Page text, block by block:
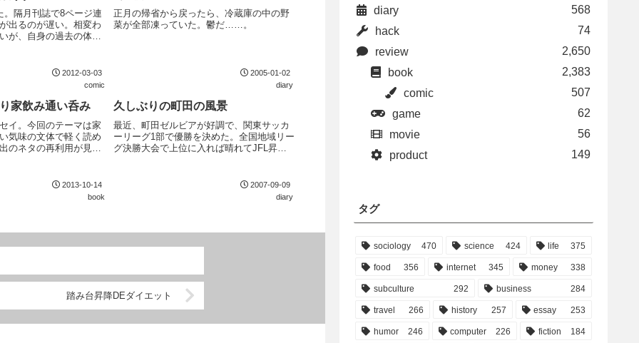
。隔月刊誌で8ページ連
出るのが遅い。相変わ
が、自身の過去の体験
たのもむべなるかな。
2012-03-03
comic
正月の帰省から戻ったら、冷蔵庫の中の野
菜が全部凍っていた。鬱だ……。
2005-01-02
diary
家飲み通い呑み
イ。今回のテーマは家
気味の文体で軽く読め
のネタの再利用が見ら
2013-10-14
book
久しぶりの町田の風景
最近、町田ゼルビアが好調で、関東サッカ
ーリーグ1部で優勝を決めた。全国地域リー
グ決勝大会で上位に入れば晴れてJFL昇格
で、これを機会に訪れてみることにした。
2007-09-09
diary
踏み台昇降DEダイエット
diary
568
hack
74
review
2,650
book
2,383
comic
507
game
62
movie
56
product
149
タグ
sociology 470 science 424 life 375
food 356 internet 345 money 338
subculture 292 business 284
travel 266 history 257 essay 253
humor 246 computer 226 fiction 184